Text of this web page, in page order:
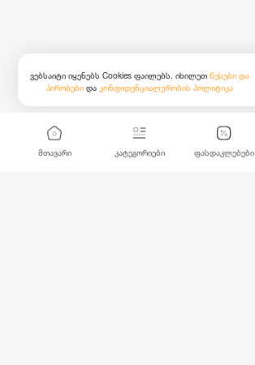
მთავარი კატეგორიები ფასდაკლებები
ვებსაიტი იყენებს Cookies ფაილებს. იხილეთ წესები და
პირობები და კონფიდენციალურობის პოლიტიკა